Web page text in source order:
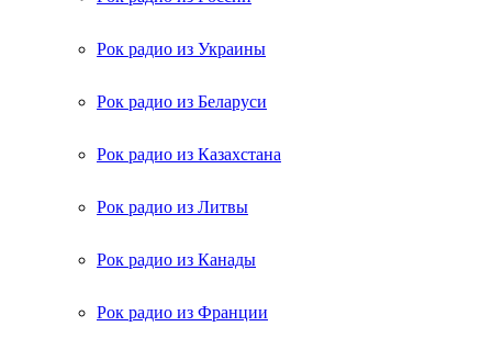
Рок радио из Украины
Рок радио из Беларуси
Рок радио из Казахстана
Рок радио из Литвы
Рок радио из Канады
Рок радио из Франции